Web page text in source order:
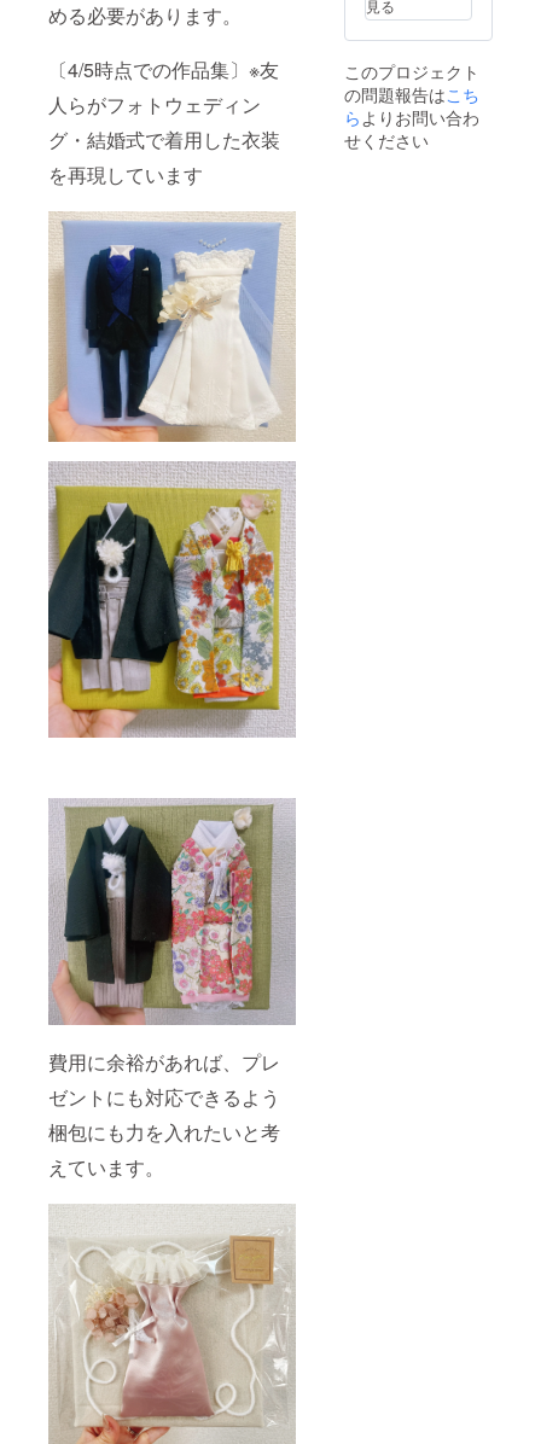
める必要があります。
〔4/5時点での作品集〕※友
人らがフォトウェディン
グ・結婚式で着用した衣装
を再現しています
費用に余裕があれば、プレ
ゼントにも対応できるよう
梱包にも力を入れたいと考
えています。
つける
ことが
す。 ※
できる
限りご
注文通
りにお
見る
このプロジェクト
の問題報告はこち
らよりお問い合わ
せください